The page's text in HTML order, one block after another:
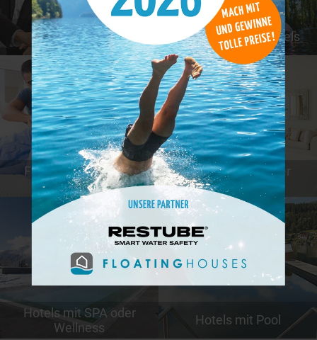
Günstige Hotels Tierfreundliche Hotels
Familienfreundliche
Hotels
Hotels mit schöner
Aussicht
Hotels mit SPA oder
Wellness
Hotels mit Pool